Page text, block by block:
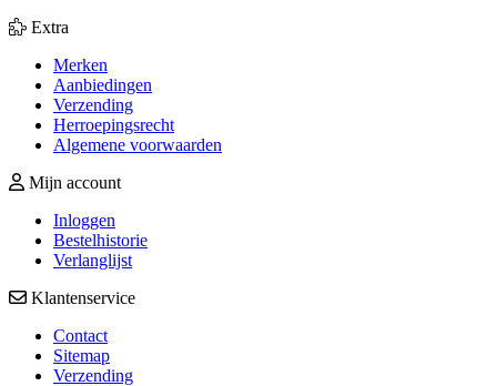
Extra
Merken
Aanbiedingen
Verzending
Herroepingsrecht
Algemene voorwaarden
Mijn account
Inloggen
Bestelhistorie
Verlanglijst
Klantenservice
Contact
Sitemap
Verzending